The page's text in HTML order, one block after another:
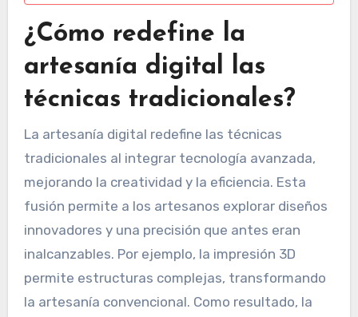
¿Cómo redefine la
artesanía digital las
técnicas tradicionales?
La artesanía digital redefine las técnicas
tradicionales al integrar tecnología avanzada,
mejorando la creatividad y la eficiencia. Esta
fusión permite a los artesanos explorar diseños
innovadores y una precisión que antes eran
inalcanzables. Por ejemplo, la impresión 3D
permite estructuras complejas, transformando
la artesanía convencional. Como resultado, la